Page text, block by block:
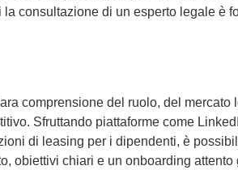
consultazione di un esperto legale è
comprensione del ruolo, del mercato
Sfruttando piattaforme come
di leasing per i dipendenti, è
obiettivi chiari e un onboarding attento